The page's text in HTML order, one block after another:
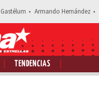
Armando Hernández
TENDENCIAS